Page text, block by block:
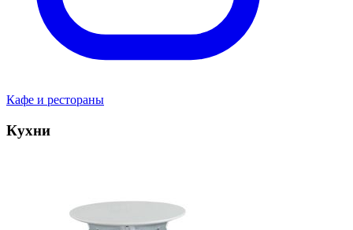
Кафе и рестораны
Кухни